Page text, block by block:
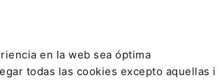
en la web sea óptima
todas las cookies excepto aquellas